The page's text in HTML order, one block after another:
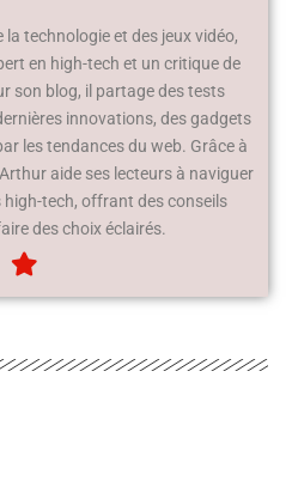
la technologie et des jeux vidéo,
en high-tech et un critique de
son blog, il partage des tests
innovations, des gadgets
les tendances du web. Grâce à
aide ses lecteurs à naviguer
high-tech, offrant des conseils
des choix éclairés.